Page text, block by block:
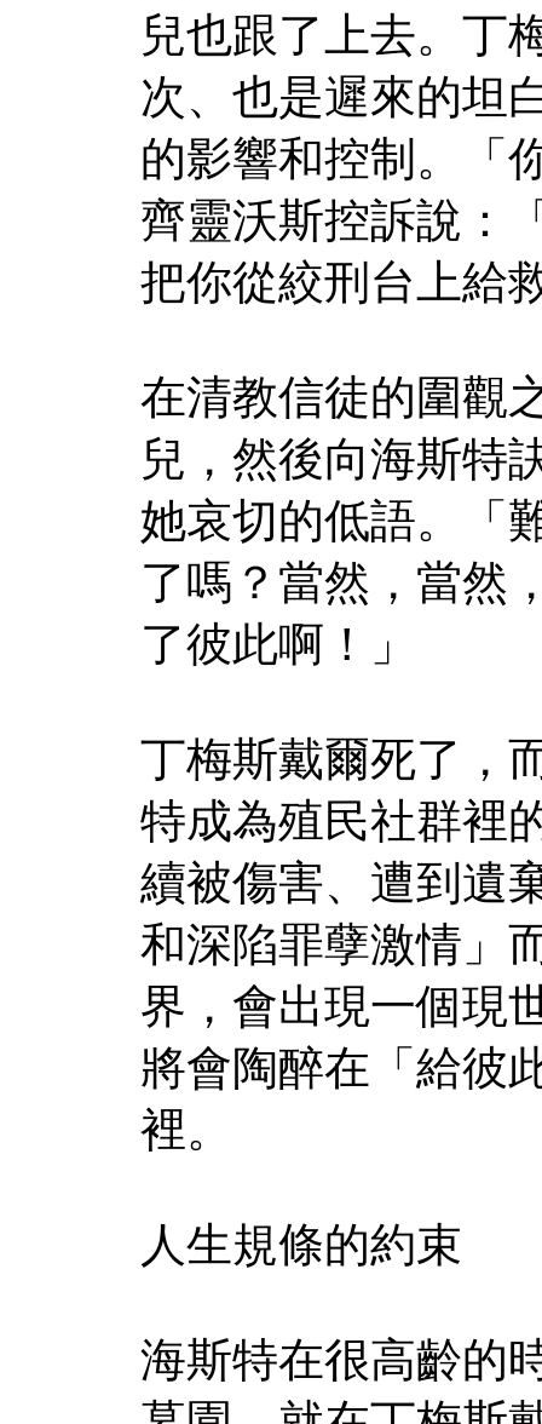
兒也跟了上去。丁
次、也是遲來的坦
的影響和控制。「
齊靈沃斯控訴說
把你從絞刑台上給
在清教信徒的圍觀
兒，然後向海斯特
她哀切的低語。「
了嗎？當然，當然
了彼此啊！」
丁梅斯戴爾死了，
特成為殖民社群裡
續被傷害、遭到遺
和深陷罪孽激情」
界，會出現一個現
將會陶醉在「給彼
裡。
人生規條的約束
海斯特在很高齡的